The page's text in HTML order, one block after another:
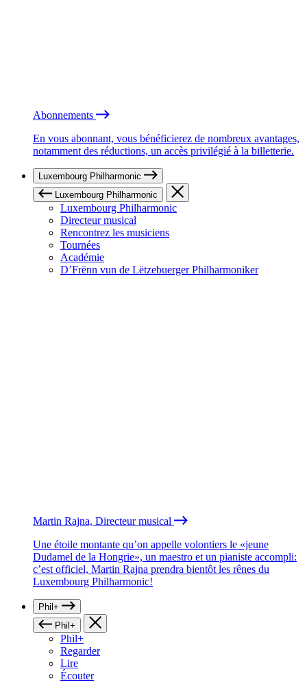
Abonnements
En vous abonnant, vous bénéficierez de nombreux avantages,
notamment des réductions, un accès privilégié à la billetterie.
Luxembourg Philharmonic
Luxembourg Philharmonic
Luxembourg Philharmonic
Directeur musical
Rencontrez les musiciens
Tournées
Académie
D’Frënn vun de Lëtzebuerger Philharmoniker
Martin Rajna, Directeur musical
Une étoile montante qu’on appelle volontiers le «jeune
Dudamel de la Hongrie», un maestro et un pianiste accompli:
c’est officiel, Martin Rajna prendra bientôt les rênes du
Luxembourg Philharmonic!
Phil+
Phil+
Phil+
Regarder
Lire
Écouter